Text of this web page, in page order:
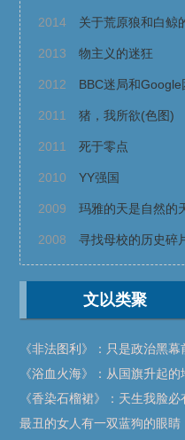
2014 关于荒原狼和白鲸
2013 物主义的迷狂
2012 BBC迷局和Google
2011 猪，我所欲(色图)
2011 死于零点
2010 YY强国
2009 玛雅的天是自然的
2008 寻找母校的历史碎
文以类聚
《非法图利》：只是政治黑
《浴血火海》：从国旗升起
《香染石榴裙》：天生我脸必
最丑的女人有一双蓝狗的眼睛